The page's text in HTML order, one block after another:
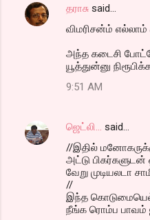
e
தராசு said…
விமரிசன்ம் எல்லாம்
அந்த கடைசி
யூத்துன்னு
9:51 AM
ஜெட்லி...
said…
//இதில்
அட்டு பிகர்களுடன்
வேறு முடியலடா
//
இந்த
நீங்க ரொம்ப பாவம்